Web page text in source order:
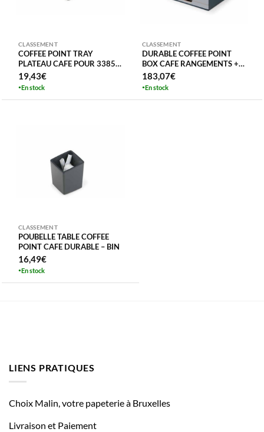
CLASSEMENT
COFFEE POINT TRAY
PLATEAU CAFE POUR 3385-
58 PLATEAU DE SERVICE
19,43€
En stock
CLASSEMENT
DURABLE COFFEE POINT
BOX CAFE RANGEMENTS +
FERME CLEF COFFEE POINT
MODULE RANGEMENT
183,07€
En stock
CLASSEMENT
POUBELLE TABLE COFFEE
POINT CAFE DURABLE – BIN
16,49€
En stock
LIENS PRATIQUES
Choix Malin, votre papeterie à Bruxelles
Livraison et Paiement